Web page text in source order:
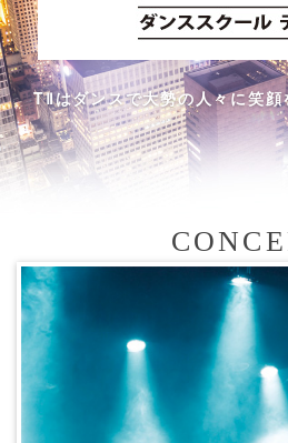
TⅡはダンスで大勢の人々に笑